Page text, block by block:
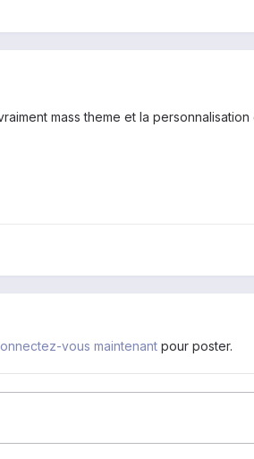
mass theme et la personnalisation
vous maintenant pour poster.